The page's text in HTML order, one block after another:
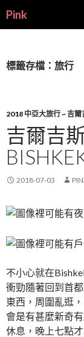
Pink
尋
容
標籤存檔：旅行
2018 中亞大旅行 ~ 吉爾
吉爾吉
2018-07-03
不小心就在
衝勁隨著回到首
東西，周圍亂逛
會是有甚麼新奇
休息，晚上七點